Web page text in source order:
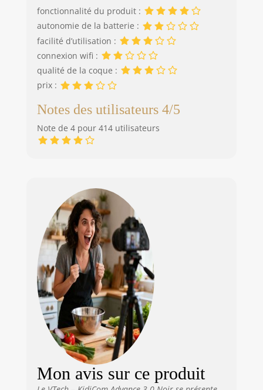
fonctionnalité du produit :
autonomie de la batterie :
facilité d’utilisation :
connexion wifi :
qualité de la coque :
prix :
Notes des utilisateurs 4/5
Note de 4 pour 414 utilisateurs
Mon avis sur ce produit